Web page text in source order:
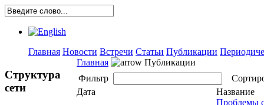
Главная Новости Встречи Статьи Публикации
Структура
сети
Главная
Публикации
Фильтр
Дата
Название
Проблемы